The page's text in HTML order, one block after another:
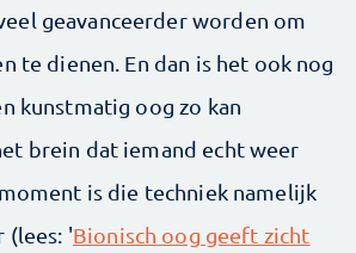
geavanceerder worden om
te dienen. En dan is het ook nog
kunstmatig oog zo kan
brein dat iemand echt weer
is die techniek namelijk
(lees: 'Bionisch oog geeft zicht